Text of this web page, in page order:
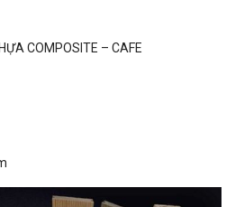
COMPOSITE – CAFE